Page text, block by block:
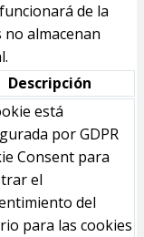
de la
almacenan
Descripción
está
por GDPR
Consent para
el
del
para las cookies